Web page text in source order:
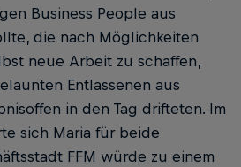
Business People aus
die nach Möglichkeiten
neue Arbeit zu schaffen,
Entlassenen aus
in den Tag drifteten. Im
sich Maria für beide
FFM würde zu einem